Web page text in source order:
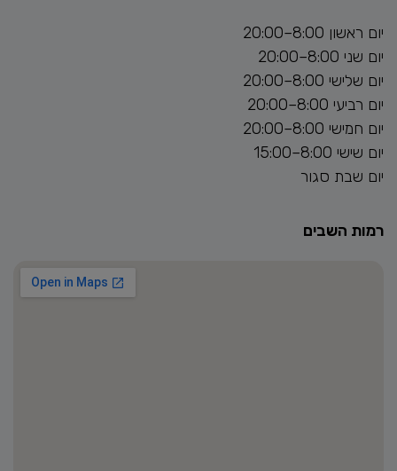
יום ראשון 8:00–20:00
יום שני 8:00–20:00
יום שלישי 8:00–20:00
יום רביעי 8:00–20:00
יום חמישי 8:00–20:00
יום שישי 8:00–15:00
יום שבת סגור
רמות השבים